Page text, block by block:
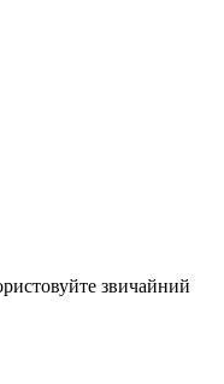
звичайний